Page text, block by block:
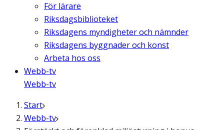
För lärare
Riksdagsbiblioteket
Riksdagens myndigheter och nämnder
Riksdagens byggnader och konst
Arbeta hos oss
Webb-tv
Webb-tv
Start
Webb-tv